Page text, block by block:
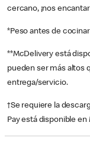
cercano, ¡nos
*Peso antes de
**McDelivery está
pueden ser más altos
entrega/servicio.
†Se requiere la
Pay está disponible en